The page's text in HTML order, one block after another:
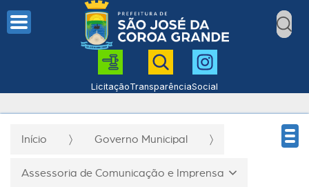
LicitaçãoTransparênciaSocial
Início Governo Municipal
Assessoria de Comunicação e Imprensa